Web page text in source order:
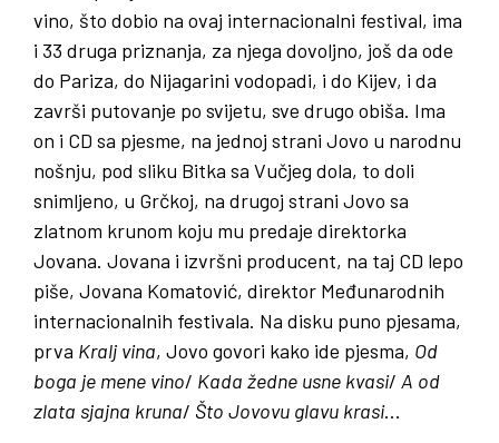
vino, što dobio na ovaj internacionalni festival, ima
i 33 druga priznanja, za njega dovoljno, još da ode
do Pariza, do Nijagarini vodopadi, i do Kijev, i da
završi putovanje po svijetu, sve drugo obiša. Ima
on i CD sa pjesme, na jednoj strani Jovo u narodnu
nošnju, pod sliku Bitka sa Vučjeg dola, to doli
snimljeno, u Grčkoj, na drugoj strani Jovo sa
zlatnom krunom koju mu predaje direktorka
Jovana. Jovana i izvršni producent, na taj CD lepo
piše, Jovana Komatović, direktor Međunarodnih
internacionalnih festivala. Na disku puno pjesama,
prva Kralj vina, Jovo govori kako ide pjesma, Od
boga je mene vino/ Kada žedne usne kvasi/ A od
zlata sjajna kruna/ Što Jovovu glavu krasi…